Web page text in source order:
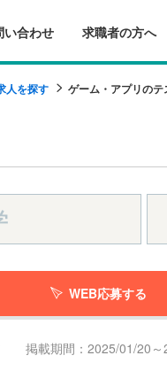
い合わせ 求職者の方へ
人を探す ゲーム・アプリのテ
WEB応募する
掲載期間：2025/01/20